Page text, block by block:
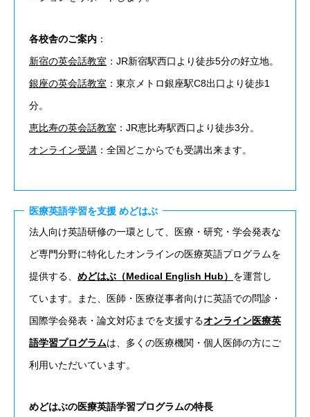
各校舎のご案内 ：
新宿の英会話教室 ：​JR新宿駅西口より徒歩5分の好立地。
銀座の英会話教室 ：​東京メトロ銀座駅C8出口より徒歩1
分。
恵比寿の英会話教室 ：​JR恵比寿駅西口より徒歩3分。
オンライン受講 ：全国どこからでも受講出来ます。
医療英語学習を支援 めどはぶ
法人向け英語研修の一環として、医療・研究・学会発表な
ど専門分野に特化したオンラインの医療英語プログラムを
提供する、 めどはぶ（Medical English Hub） を運営し
ています。また、医師・医療従事者向けに英語での問診・
国際学会発表・論文対応までを支援するオンライン医療英
語学習プログラムは、多くの医療機関・個人医師の方にご
利用いただいています。
めどはぶの医療英語学習プログラムの特長